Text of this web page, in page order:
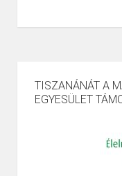
TISZANÁNÁT A
EGYESÜLET